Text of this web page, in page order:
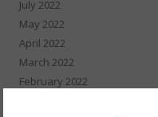
July 2022
May 2022
April 2022
March 2022
February 2022